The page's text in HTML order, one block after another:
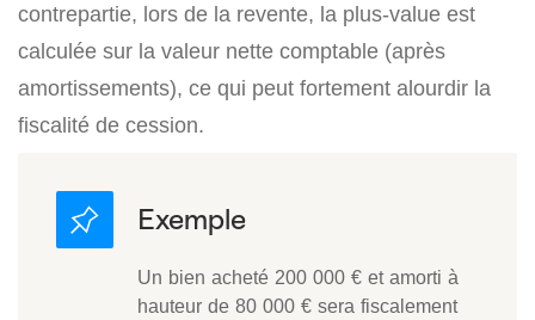
contrepartie, lors de la revente, la plus-value est
calculée sur la valeur nette comptable (après
amortissements), ce qui peut fortement alourdir la
fiscalité de cession.
Un bien acheté 200 000 € et amorti à
hauteur de 80 000 € sera fiscalement